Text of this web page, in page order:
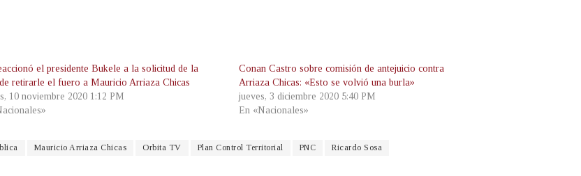
el presidente Bukele a la solicitud de la
retirarle el fuero a Mauricio Arriaza Chicas
10 noviembre 2020 1:12 PM
Conan Castro sobre comisión de antejuicio contra
Arriaza Chicas: «Esto se volvió una burla»
jueves, 3 diciembre 2020 5:40 PM
En «Nacionales»
Mauricio Arriaza Chicas Orbita TV Plan Control Territorial PNC Ricardo Sosa